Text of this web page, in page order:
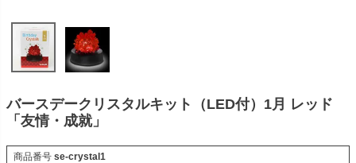
バースデークリスタルキット（LED付）1月 レッド
「友情・成就」
商品番号 se-crystal1